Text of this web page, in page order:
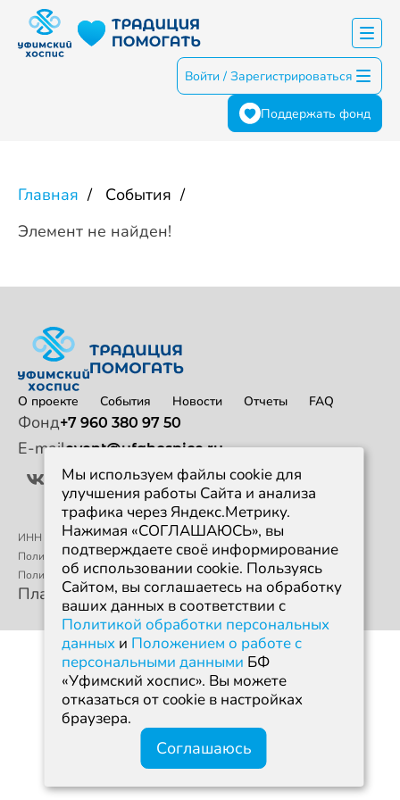
Поддержать фонд
Войти / Зарегистрироваться
Главная
События
Элемент не найден!
О проекте События Новости Отчеты FAQ
Фонд+7 960 380 97 50
E-mailevent@ufahospice.ru
ИНН 0274950766 / ОГРН 1190280068494
Политика конфиденциальности
Политика обработки персональных данных
Платформа разработа на грант от Т-банка
Мы используем файлы cookie для
улучшения работы Сайта и анализа
трафика через Яндекс.Метрику.
Нажимая «СОГЛАШАЮСЬ», вы
подтверждаете своё информирование
об использовании cookie. Пользуясь
Сайтом, вы соглашаетесь на обработку
ваших данных в соответствии с
Политикой обработки персональных
данных и Положением о работе с
персональными данными БФ
«Уфимский хоспис». Вы можете
отказаться от cookie в настройках
браузера.
Соглашаюсь